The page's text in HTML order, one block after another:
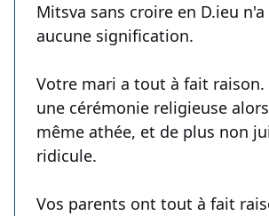
Mitsva sans croire en D.ieu
aucune signification.
Votre mari a tout à fait raison.
une cérémonie religieuse
même athée, et de plus non
ridicule.
Vos parents ont tout à fait